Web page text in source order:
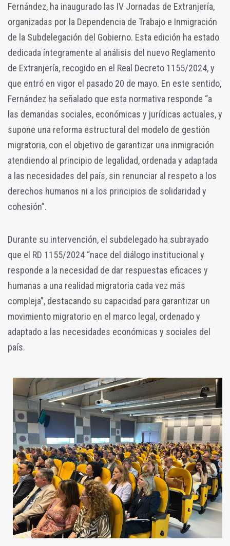
Fernández, ha inaugurado las IV Jornadas de Extranjería,
organizadas por la Dependencia de Trabajo e Inmigración
de la Subdelegación del Gobierno. Esta edición ha estado
dedicada íntegramente al análisis del nuevo Reglamento
de Extranjería, recogido en el Real Decreto 1155/2024, y
que entró en vigor el pasado 20 de mayo. En este sentido,
Fernández ha señalado que esta normativa responde “a
las demandas sociales, económicas y jurídicas actuales, y
supone una reforma estructural del modelo de gestión
migratoria, con el objetivo de garantizar una inmigración
atendiendo al principio de legalidad, ordenada y adaptada
a las necesidades del país, sin renunciar al respeto a los
derechos humanos ni a los principios de solidaridad y
cohesión”.
Durante su intervención, el subdelegado ha subrayado
que el RD 1155/2024 “nace del diálogo institucional y
responde a la necesidad de dar respuestas eficaces y
humanas a una realidad migratoria cada vez más
compleja”, destacando su capacidad para garantizar un
movimiento migratorio en el marco legal, ordenado y
adaptado a las necesidades económicas y sociales del
país.